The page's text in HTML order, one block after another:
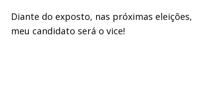
Diante do exposto, nas próximas eleições,
meu candidato será o vice!